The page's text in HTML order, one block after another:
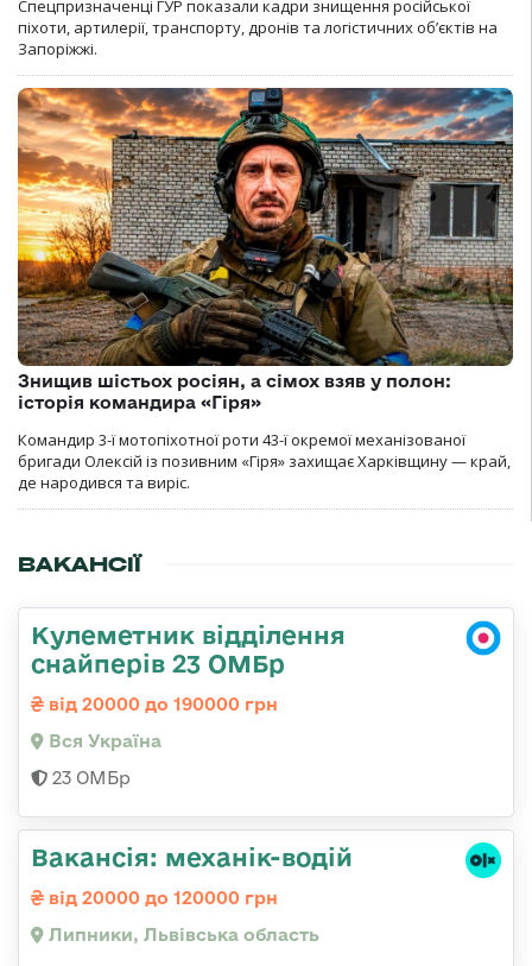
Спецпризначенці ГУР показали кадри знищення російської
піхоти, артилерії, транспорту, дронів та логістичних об’єктів на
Запоріжжі.
Знищив шістьох росіян, а сімох взяв у полон:
історія командира «Гіря»
Командир 3-ї мотопіхотної роти 43-ї окремої механізованої
бригади Олексій із позивним «Гіря» захищає Харківщину — край,
де народився та виріс.
ВАКАНСІЇ
Кулеметник відділення
снайперів 23 ОМБр
від 20000 до 190000 грн
Вся Україна
23 ОМБр
Вакансія: механік-водій
від 20000 до 120000 грн
Липники, Львівська область